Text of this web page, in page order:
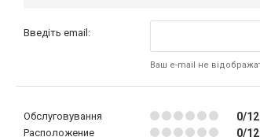
Введіть email:
Ваш e-mail не
Обслуговування 0/12
Расположение 0/12